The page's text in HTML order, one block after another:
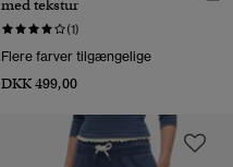
med tekstur
(1)
Flere farver tilgængelige
DKK 499,00